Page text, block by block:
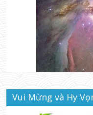
Vui Mừng và Hy